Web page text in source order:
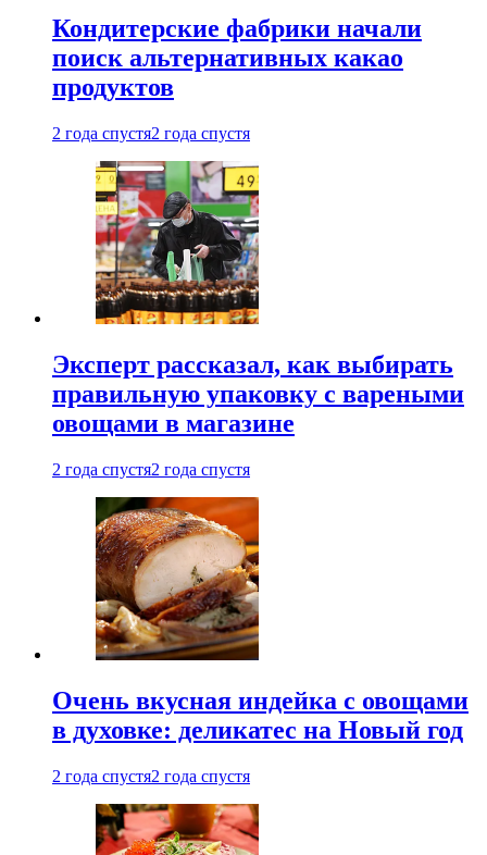
Кондитерские фабрики начали
поиск альтернативных какао
продуктов
2 года спустя2 года спустя
Эксперт рассказал, как выбирать
правильную упаковку с вареными
овощами в магазине
2 года спустя2 года спустя
Очень вкусная индейка с овощами
в духовке: деликатес на Новый год
2 года спустя2 года спустя